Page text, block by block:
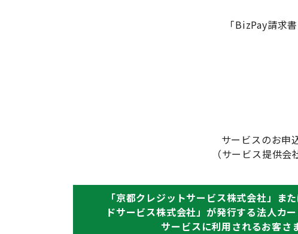
「BizPay請求
サービスのお申
（サービス提供
「京都クレジットサービス株式会社」ま
ドサービス株式会社」が発行する法人カ
サービスに利用されるお客さ